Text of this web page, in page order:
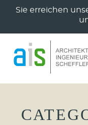
Sie erreichen